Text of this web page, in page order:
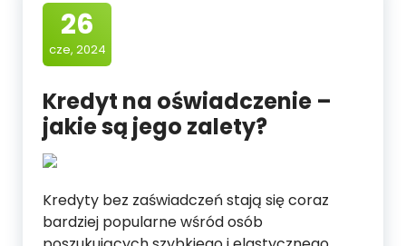
26
cze, 2024
Kredyt na oświadczenie –
jakie są jego zalety?
Kredyty bez zaświadczeń stają się coraz
bardziej popularne wśród osób